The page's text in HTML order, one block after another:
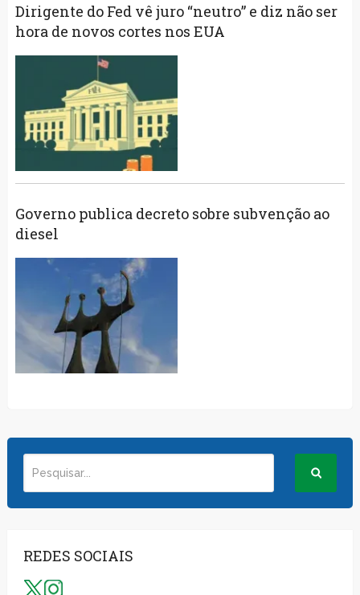
Dirigente do Fed vê juro “neutro” e diz não ser
hora de novos cortes nos EUA
Governo publica decreto sobre subvenção ao
diesel
REDES SOCIAIS